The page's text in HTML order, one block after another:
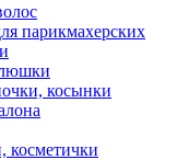
парикмахерских
косынки
косметички